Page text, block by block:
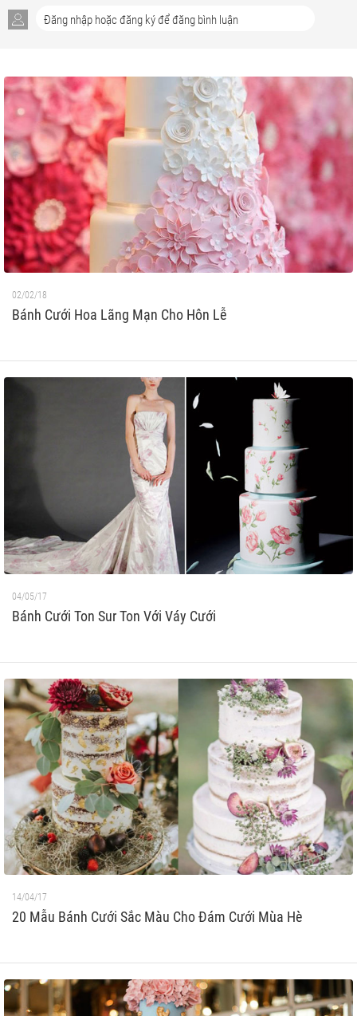
02/02/18
Bánh Cưới Hoa Lãng Mạn Cho Hôn Lễ
04/05/17
Bánh Cưới Ton Sur Ton Với Váy Cưới
14/04/17
20 Mẫu Bánh Cưới Sắc Màu Cho Đám Cưới Mùa Hè